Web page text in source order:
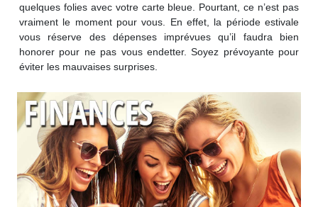
quelques folies avec votre carte bleue. Pourtant, ce n’est pas
vraiment le moment pour vous. En effet, la période estivale
vous réserve des dépenses imprévues qu’il faudra bien
honorer pour ne pas vous endetter. Soyez prévoyante pour
éviter les mauvaises surprises.